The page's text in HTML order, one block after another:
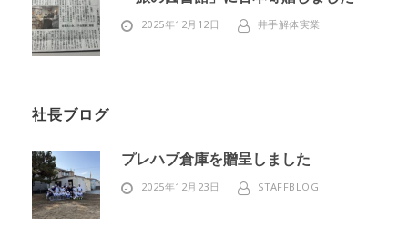
2025年12月12日 井手解体実業
社長ブログ
プレハブ倉庫を贈呈しました
2025年12月23日 STAFFBLOG